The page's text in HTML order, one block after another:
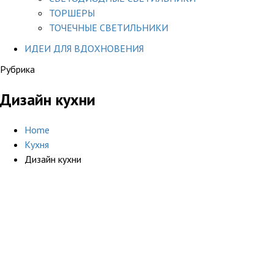
ТОРШЕРЫ
ТОЧЕЧНЫЕ СВЕТИЛЬНИКИ
ИДЕИ ДЛЯ ВДОХНОВЕНИЯ
Рубрика
Дизайн кухни
Home
Кухня
Дизайн кухни